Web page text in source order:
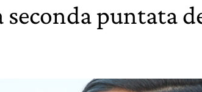
puntata